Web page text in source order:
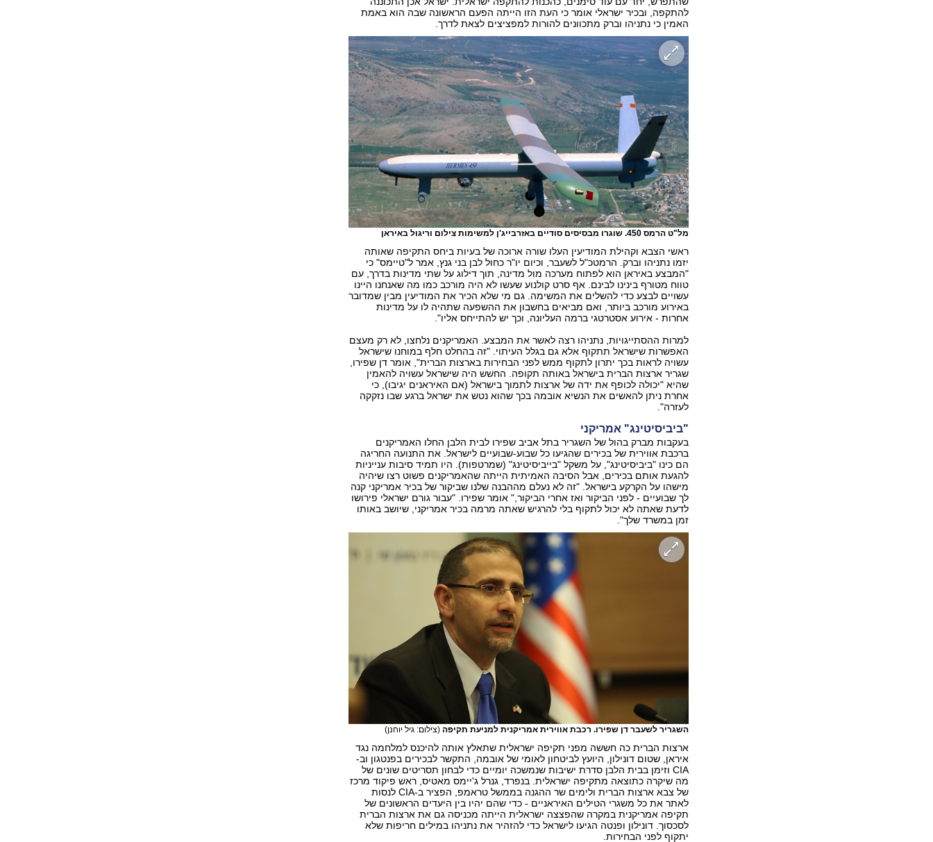
להתקפה, ובכיר ישראלי אומר כי העת הזו הייתה הפעם הראשונה שבה הוא באמת
האמין כי נתניהו וברק מתכוונים להורות למפציצים לצאת לדרך.
מל"ט הרמס 450. שוגרו מבסיסים סודיים באזרבייג'ן למשימות צילום וריגול באיראן
ראשי הצבא וקהילת המודיעין העלו שורה ארוכה של בעיות ביחס התקיפה שאותה
יזמו נתניהו וברק. הרמטכ"ל לשעבר, וכיום יו"ר כחול לבן בני גנץ, אמר ל"טיימס" כי
"המבצע באיראן הוא לפתוח מערכה מול מדינה, תוך דילוג על שתי מדינות בדרך, עם
טווח מטורף בינינו לבינם. אף סרט קולנוע שעשו לא היה מורכב כמו מה שאנחנו היינו
עשויים לבצע כדי להשלים את המשימה. גם מי שלא הכיר את המודיעין מבין שמדובר
באירוע מורכב ביותר, ואם מביאים בחשבון את ההשפעה שתהיה לו על מדינות
אחרות - אירוע אסטרטגי ברמה העליונה, וכך יש להתייחס אליו".
למרות ההסתייגויות, נתניהו רצה לאשר את המבצע. האמריקנים נלחצו, לא רק מעצם
האפשרות שישראל תתקוף אלא גם בגלל העיתוי. "זה בהחלט חלף במוחנו שישראל
עשויה לראות בכך יתרון לתקוף ממש לפני הבחירות בארצות הברית", אומר דן שפירו,
שגריר ארצות הברית בישראל באותה תקופה. החשש היה שישראל עשויה להאמין
שהיא "יכולה לכופף את ידה של ארצות לתמוך בישראל (אם האיראנים יגיבו), כי
אחרת ניתן להאשים את הנשיא אובמה בכך שהוא נטש את ישראל ברגע שבו נזקקה
לעזרה".
"ביביסיטינג" אמריקני
בעקבות מברק בהול של השגריר בתל אביב שפירו לבית הלבן החלו האמריקנים
ברכבת אווירית של בכירים שהגיעו כל שבוע-שבועיים לישראל. את התנועה החריגה
הם כינו "ביביסיטינג", על משקל "בייביסיטינג" (שמרטפות). היו תמיד סיבות ענייניות
להגעת אותם בכירים, אבל הסיבה האמיתית הייתה שהאמריקנים פשוט רצו שיהיה
מישהו על הקרקע בישראל. "זה לא נעלם מההבנה שלנו שביקור של בכיר אמריקני קנה
לך שבועיים - לפני הביקור ואז אחרי הביקור," אומר שפירו. "עבור גורם ישראלי פירושו
לדעת שאתה לא יכול לתקוף בלי להרגיש שאתה מרמה בכיר אמריקני, שיושב באותו
זמן במשרד שלך".
השגריר לשעבר דן שפירו. רכבת אווירית אמריקנית למניעת תקיפה (צילום: גיל יוחנן)
ארצות הברית כה חששה מפני תקיפה ישראלית שתאלץ אותה להיכנס למלחמה נגד
איראן, שטום דונילון, היועץ לביטחון לאומי של אובמה, התקשר לבכירים בפנטגון וב-
CIA וזימן בבית הלבן סדרת ישיבות שנמשכה יומיים כדי לבחון תסריטים שונים של
מה שיקרה כתוצאה מתקיפה ישראלית. בנפרד, גנרל ג'יימס מאטיס, ראש פיקוד מרכז
של צבא ארצות הברית ולימים שר ההגנה בממשל טראמפ, הפציר ב-CIA לנסות
לאתר את כל משגרי הטילים האיראניים - כדי שהם יהיו בין היעדים הראשונים של
תקיפה אמריקנית במקרה שהפצצה ישראלית הייתה מכניסה גם את ארצות הברית
לסכסוך. דונילון ופנטה הגיעו לישראל כדי להזהיר את נתניהו במילים חריפות שלא
יתקוף לפני הבחירות.